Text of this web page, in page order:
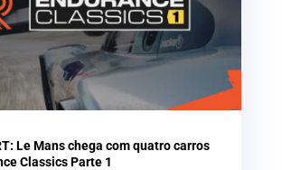
Le Mans chega com quatro carros
Classics Parte 1